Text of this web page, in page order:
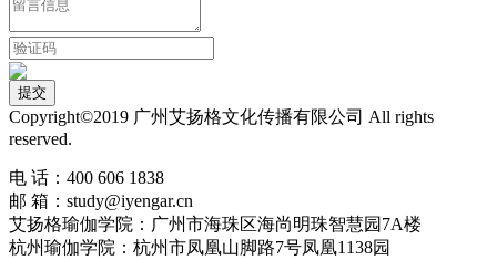
Copyright©2019 广州艾扬格文化传播有限公司 All rights
reserved.
电 话：400 606 1838
邮 箱：study@iyengar.cn
艾扬格瑜伽学院：广州市海珠区海尚明珠智慧园7A楼
杭州瑜伽学院：杭州市凤凰山脚路7号凤凰1138园